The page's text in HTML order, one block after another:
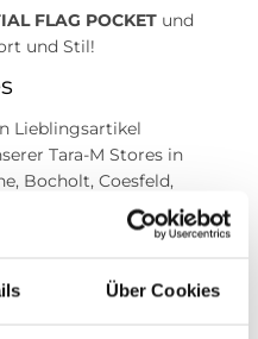
Über Cookies
FLAG POCKET und
und Stil!
Lieblingsartikel
Tara-M Stores in
Bocholt, Coesfeld,
Herten. Unsere
gerne!